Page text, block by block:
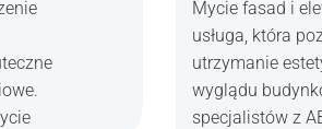
Mycie fasad i
usługa, która
utrzymanie
wyglądu
specjalistów z